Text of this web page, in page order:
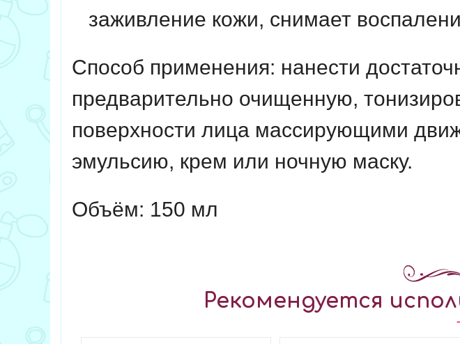
заживление кожи, снимает
Способ применения: нанести
предварительно очищенную,
поверхности лица массирующими
эмульсию, крем или ночную маску.
Объём: 150 мл
Рекомендуется